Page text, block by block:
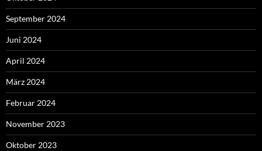
September 2024
Juni 2024
April 2024
März 2024
Februar 2024
November 2023
Oktober 2023